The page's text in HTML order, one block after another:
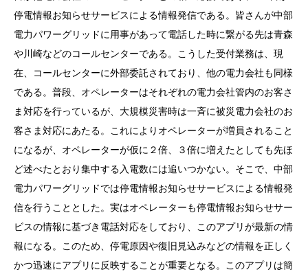
停電情報お知らせサービスによる情報発信である。皆さんが中部
電力パワーグリッドに用事があって電話した時に繋がる先は青森
や川崎などのコールセンターである。こうした受付業務は、現
在、コールセンターに外部委託されており、他の電力会社も同様
である。普段、オペレーターはそれぞれの電力会社管内のお客さ
ま対応を行っているが、大規模災害時は一斉に被災電力会社のお
客さま対応にあたる。これによりオペレーターが増員されること
になるが、オペレーターが仮に２倍、３倍に増えたとしても先ほ
ど述べたとおり集中する入電数には追いつかない。そこで、中部
電力パワーグリッドでは停電情報お知らせサービスによる情報発
信を行うこととした。実はオペレーターも停電情報お知らせサー
ビスの情報に基づき電話対応をしており、このアプリが最新の情
報になる。このため、停電原因や復旧見込みなどの情報を正しく
かつ迅速にアプリに反映することが重要となる。このアプリは簡